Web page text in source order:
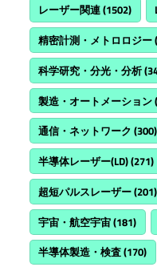
レーザー関連(1502)
精密計測・メトロロジー
科学研究・分光・分析
製造・オートメーション
通信・ネットワーク (300)
半導体レーザー(LD)(271)
超短パルスレーザー(201)
宇宙・航空宇宙(181)
半導体製造・検査(170)